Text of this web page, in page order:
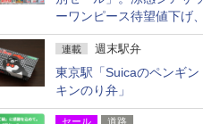
ーワンピース待望値下げ、
水ギアショーツは1990円
連載 週末駅弁
東京駅「Suicaのペンギン
キンのり弁」
セール 道路